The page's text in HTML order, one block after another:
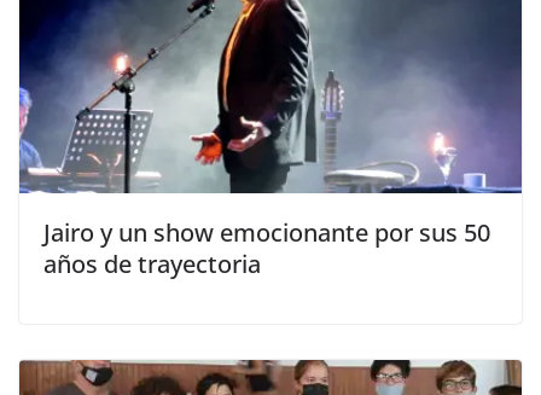
Jairo y un show emocionante por sus 50
años de trayectoria